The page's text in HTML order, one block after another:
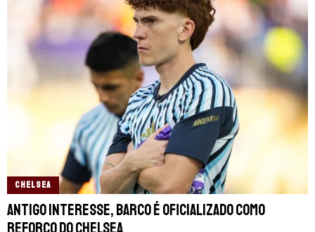
CHELSEA
Antigo interesse, Barco é oficializado como